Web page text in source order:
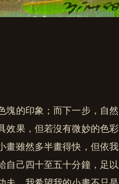
塊的印象；而下一步，自然
效果，但若沒有微妙的色彩
畫雖然多半畫得快，但依我
自己四十至五十分鐘，足以